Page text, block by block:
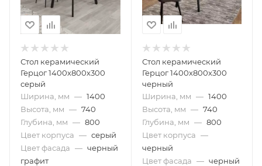
Стол керамический
Герцог 1400х800х300
серый
Ширина, мм — 1400
Высота, мм — 740
Глубина, мм — 800
Цвет корпуса — серый
Цвет фасада — черный
графит
Стол керамический
Герцог 1400х800х300
черный
Ширина, мм — 1400
Высота, мм — 740
Глубина, мм — 800
Цвет корпуса —
черный
Цвет фасада — черный